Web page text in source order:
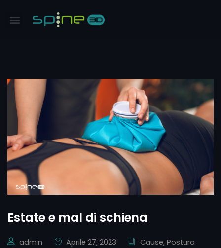
Estate e mal di schiena
admin Aprile 27, 2023 Cause, Postura